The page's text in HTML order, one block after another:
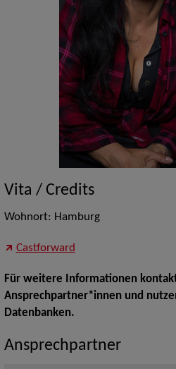
Vita / Credits
Wohnort: Hamburg
Castforward
Für weitere Informationen
Ansprechpartner*innen und
Datenbanken.
Ansprechpartner